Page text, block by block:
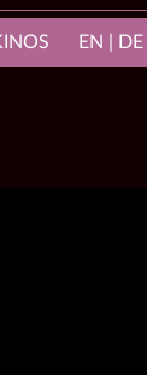
EN | DE